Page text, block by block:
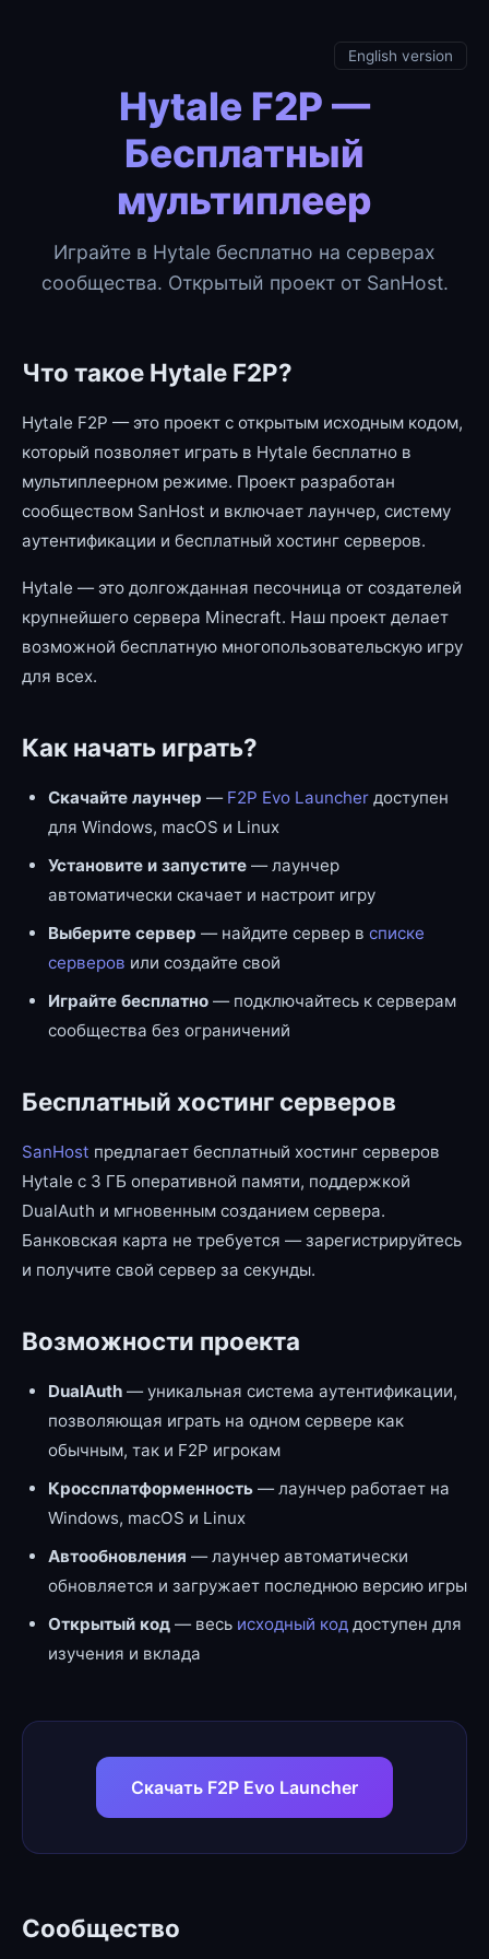
English version
Hytale F2P —
Бесплатный
мультиплеер
Играйте в Hytale бесплатно на серверах
сообщества. Открытый проект от SanHost.
Что такое Hytale F2P?
Hytale F2P — это проект с открытым исходным кодом,
который позволяет играть в Hytale бесплатно в
мультиплеерном режиме. Проект разработан
сообществом SanHost и включает лаунчер, систему
аутентификации и бесплатный хостинг серверов.
Hytale — это долгожданная песочница от создателей
крупнейшего сервера Minecraft. Наш проект делает
возможной бесплатную многопользовательскую игру
для всех.
Как начать играть?
Скачайте лаунчер — F2P Evo Launcher доступен
для Windows, macOS и Linux
Установите и запустите — лаунчер
автоматически скачает и настроит игру
Выберите сервер — найдите сервер в списке
серверов или создайте свой
Играйте бесплатно — подключайтесь к серверам
сообщества без ограничений
Бесплатный хостинг серверов
SanHost предлагает бесплатный хостинг серверов
Hytale с 3 ГБ оперативной памяти, поддержкой
DualAuth и мгновенным созданием сервера.
Банковская карта не требуется — зарегистрируйтесь
и получите свой сервер за секунды.
Возможности проекта
DualAuth — уникальная система аутентификации,
позволяющая играть на одном сервере как
обычным, так и F2P игрокам
Кроссплатформенность — лаунчер работает на
Windows, macOS и Linux
Автообновления — лаунчер автоматически
обновляется и загружает последнюю версию игры
Открытый код — весь исходный код доступен для
изучения и вклада
Скачать F2P Evo Launcher
Сообщество